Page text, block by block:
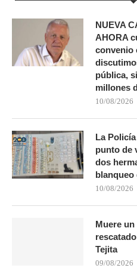
NUEVA
AHORA
convenio
pública,
millones
10/08/2026
La
punto de
dos
blanqueo
10/08/2026
Muere
Tejita
09/08/2026